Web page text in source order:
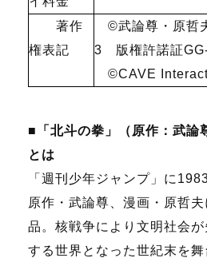
著作
権表記
©武論尊・原哲
3 版権許諾証
©CAVE
■「北斗の拳」（原作：武論
とは
「週刊少年ジャンプ」に
原作・武論尊、漫画・原哲
品。核戦争により文明社会
する世界となった世紀末を